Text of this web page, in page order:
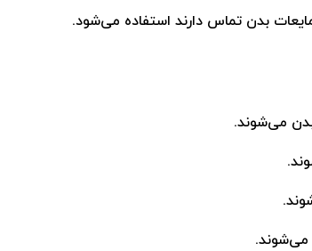
بدن تماس دارند استفاده می‌شود.
بدن می‌شوند.
می‌شوند.